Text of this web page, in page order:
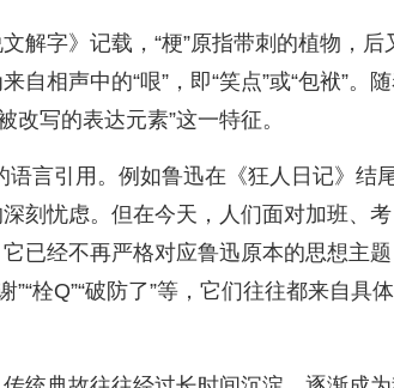
解字》记载，“梗”原指带刺的植物，后
相声中的“哏”，即“笑点”或“包袱”。
写的表达元素”这一特征。
言引用。例如鲁迅在《狂人日记》结
刻忧虑。但在今天，人们面对加班、考
已经不再严格对应鲁迅原本的思想主题
栓Q”“破防了”等，它们往往都来自具体